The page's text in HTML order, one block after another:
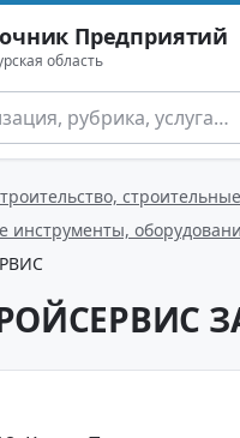
Предприятий
область
инструменты,